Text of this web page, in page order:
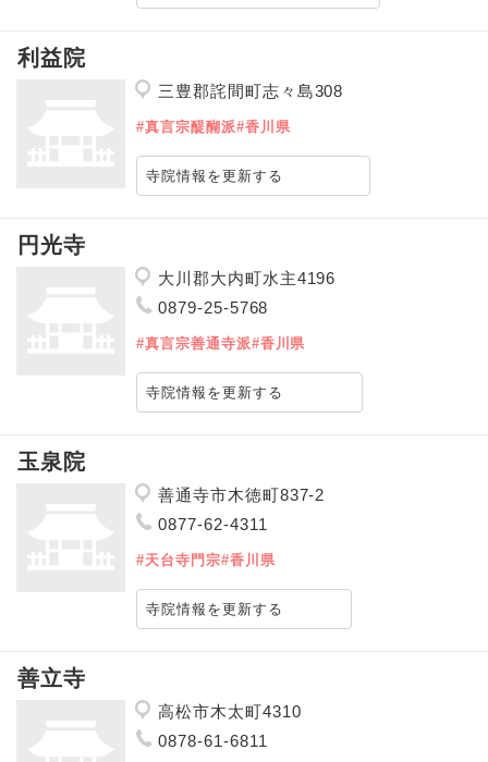
利益院
三豊郡詫間町志々島308
#真言宗醍醐派#香川県
寺院情報を更新する
円光寺
大川郡大内町水主4196
0879-25-5768
#真言宗善通寺派#香川県
寺院情報を更新する
玉泉院
善通寺市木徳町837-2
0877-62-4311
#天台寺門宗#香川県
寺院情報を更新する
善立寺
高松市木太町4310
0878-61-6811